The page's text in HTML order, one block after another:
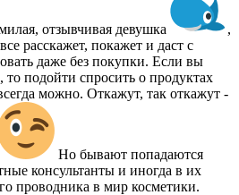
отзывчивая девушка
,
расскажет, покажет и даст с
даже без покупки. Если вы
то подойти спросить о продуктах
можно. Откажут, так откажут -
Но бывают попадаются
консультанты и иногда в их
проводника в мир косметики.